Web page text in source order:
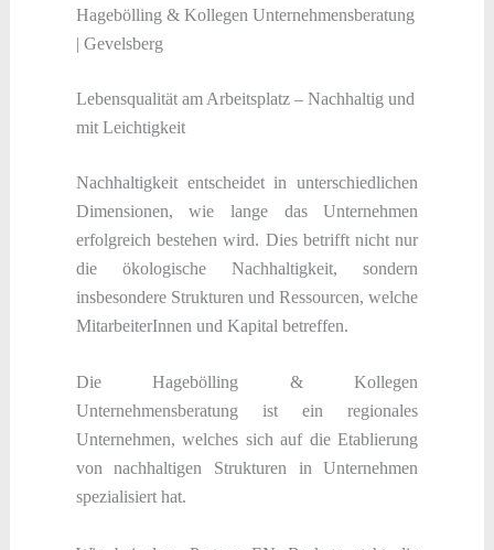
Hagebölling & Kollegen Unternehmensberatung
| Gevelsberg
Lebensqualität am Arbeitsplatz – Nachhaltig und
mit Leichtigkeit
Nachhaltigkeit entscheidet in unterschiedlichen
Dimensionen, wie lange das Unternehmen
erfolgreich bestehen wird. Dies betrifft nicht nur
die ökologische Nachhaltigkeit, sondern
insbesondere Strukturen und Ressourcen, welche
MitarbeiterInnen und Kapital betreffen.
Die Hagebölling & Kollegen
Unternehmensberatung ist ein regionales
Unternehmen, welches sich auf die Etablierung
von nachhaltigen Strukturen in Unternehmen
spezialisiert hat.